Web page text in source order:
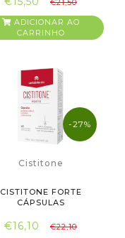
€21,50
ADICIONAR AO
CARRINHO
-27%
Cistitone
CISTITONE FORTE
CÁPSULAS
€16,10
€22,10